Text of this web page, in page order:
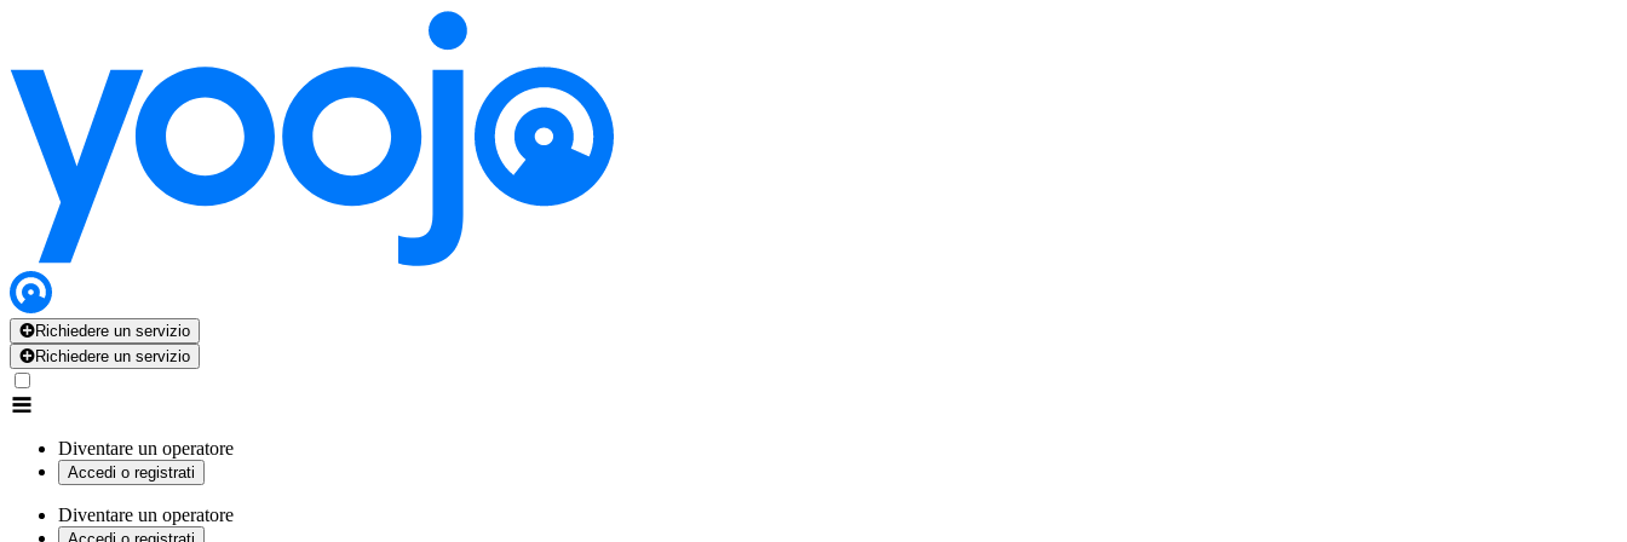
Richiedere un servizio
Richiedere un servizio
Diventare un operatore
Accedi o registrati
Diventare un operatore